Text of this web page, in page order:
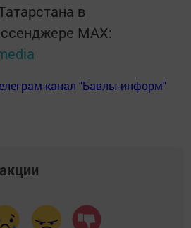
в
MАХ:
канал "Бавлы-информ"